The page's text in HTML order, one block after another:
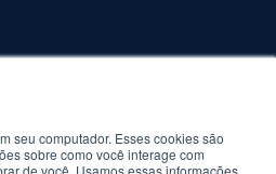
seu computador. Esses cookies são
sobre como você interage com
de você. Usamos essas informações